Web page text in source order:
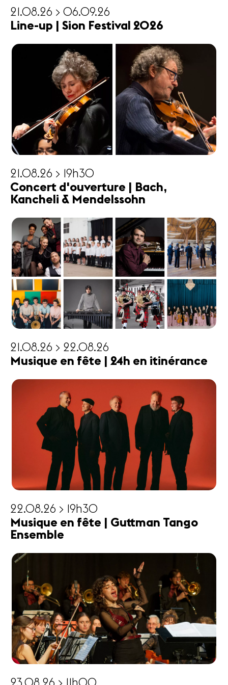
21.08.26 > 06.09.26
Line-up | Sion Festival 2026
21.08.26 > 19h30
Concert d'ouverture | Bach,
Kancheli & Mendelssohn
21.08.26 > 22.08.26
Musique en fête | 24h en itinérance
22.08.26 > 19h30
Musique en fête | Guttman Tango
Ensemble